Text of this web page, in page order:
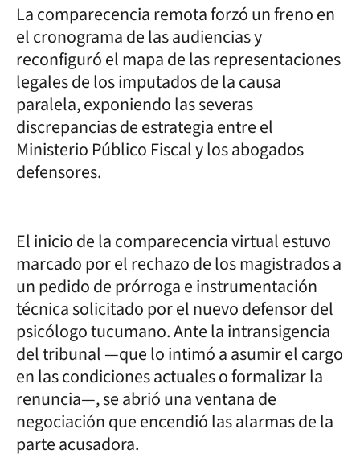
La comparecencia remota forzó un freno en
el cronograma de las audiencias y
reconfiguró el mapa de las representaciones
legales de los imputados de la causa
paralela, exponiendo las severas
discrepancias de estrategia entre el
Ministerio Público Fiscal y los abogados
defensores.
El inicio de la comparecencia virtual estuvo
marcado por el rechazo de los magistrados a
un pedido de prórroga e instrumentación
técnica solicitado por el nuevo defensor del
psicólogo tucumano. Ante la intransigencia
del tribunal —que lo intimó a asumir el cargo
en las condiciones actuales o formalizar la
renuncia—, se abrió una ventana de
negociación que encendió las alarmas de la
parte acusadora.